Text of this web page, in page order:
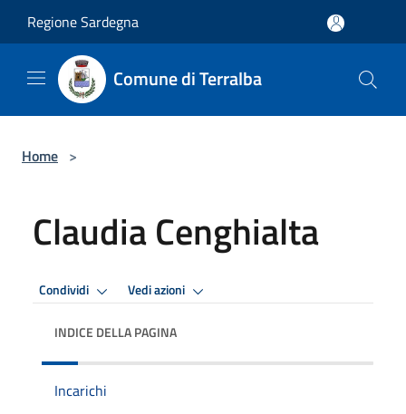
Regione Sardegna
Comune di Terralba
Home >
Claudia Cenghialta
Condividi Vedi azioni
INDICE DELLA PAGINA
Incarichi